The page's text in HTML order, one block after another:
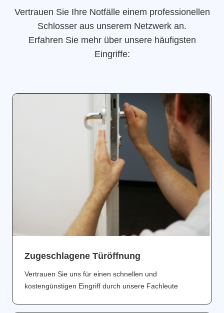
Vertrauen Sie Ihre Notfälle einem professionellen
Schlosser aus unserem Netzwerk an.
Erfahren Sie mehr über unsere häufigsten
Eingriffe:
Zugeschlagene Türöffnung
Vertrauen Sie uns für einen schnellen und
kostengünstigen Eingriff durch unsere Fachleute